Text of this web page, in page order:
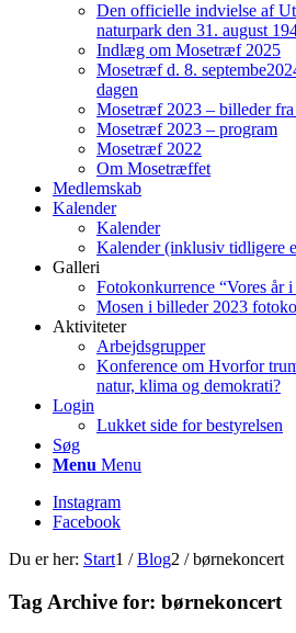
Den officielle indvielse af
naturpark den 31. august
Indlæg om Mosetræf 2025
Mosetræf d. 8.
dagen
Mosetræf 2023 – billeder fra
Mosetræf 2023 – program
Mosetræf 2022
Om Mosetræffet
Medlemskab
Kalender
Kalender
Kalender (inklusiv tidligere
Galleri
Fotokonkurrence “Vores år
Mosen i billeder 2023
Aktiviteter
Arbejdsgrupper
Konference om Hvorfor
natur, klima og demokrati?
Login
Lukket side for bestyrelsen
Søg
Menu Menu
Instagram
Facebook
Du er her: Start1 / Blog2 / børnekoncert
Tag Archive for: børnekoncert